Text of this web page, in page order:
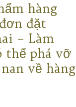
hàng
đặt
– Làm
thể phá vỡ
về hàng